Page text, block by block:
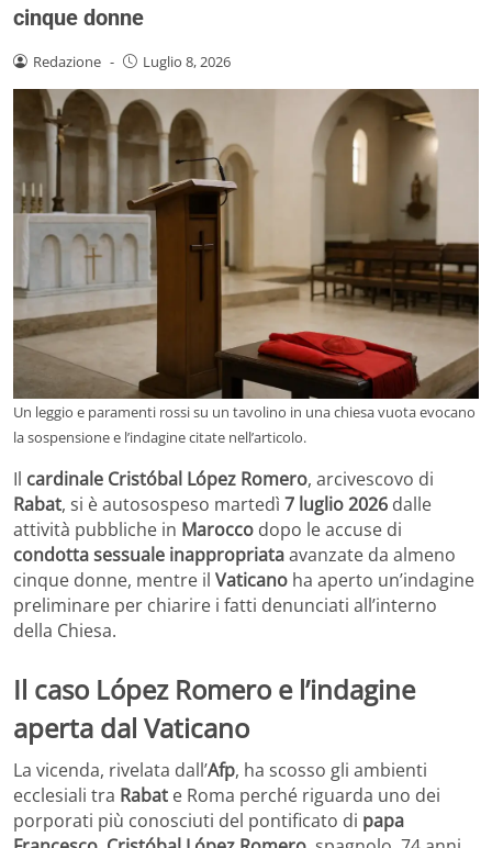
cinque donne
Redazione - Luglio 8, 2026
Un leggio e paramenti rossi su un tavolino in una chiesa vuota evocano
la sospensione e l’indagine citate nell’articolo.
Il cardinale Cristóbal López Romero, arcivescovo di
Rabat, si è autosospeso martedì 7 luglio 2026 dalle
attività pubbliche in Marocco dopo le accuse di
condotta sessuale inappropriataavanzate da almeno
cinque donne, mentre il Vaticano ha aperto un’indagine
preliminare per chiarire i fatti denunciati all’interno
della Chiesa.
Il caso López Romero e l’indagine
aperta dal Vaticano
La vicenda, rivelata dall’Afp, ha scosso gli ambienti
ecclesiali tra Rabat e Roma perché riguarda uno dei
porporati più conosciuti del pontificato di papa